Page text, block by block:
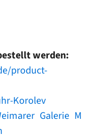
werden
product-
Korolev
Galerie M